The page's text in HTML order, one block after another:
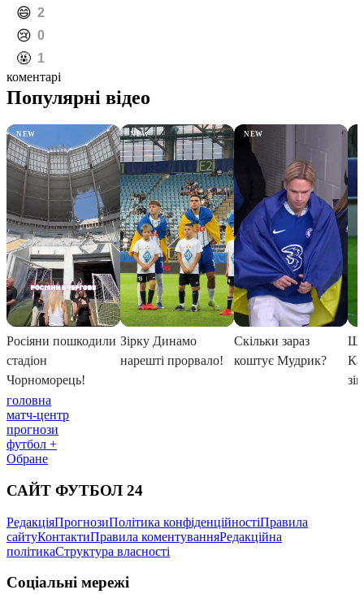
️😄 2
️😢 0
️🤬 1
коментарі
головна
матч-центр
прогнози
футбол +
Обране
САЙТ ФУТБОЛ 24
РедакціяПрогнозиПолітика конфіденційностіПравила
сайтуКонтактиПравила коментуванняРедакційна
політикаСтруктура власності
Соціальні мережі